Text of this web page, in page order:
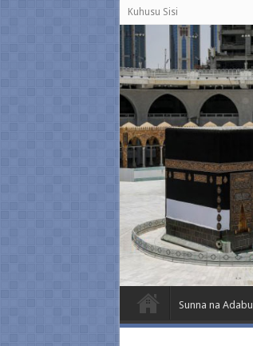
Kuhusu Sisi
Sunna na Adabu